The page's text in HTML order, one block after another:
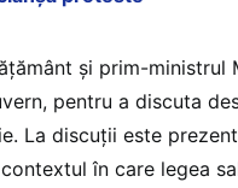
și prim-ministrul
pentru a discuta
La discuții este
în care legea